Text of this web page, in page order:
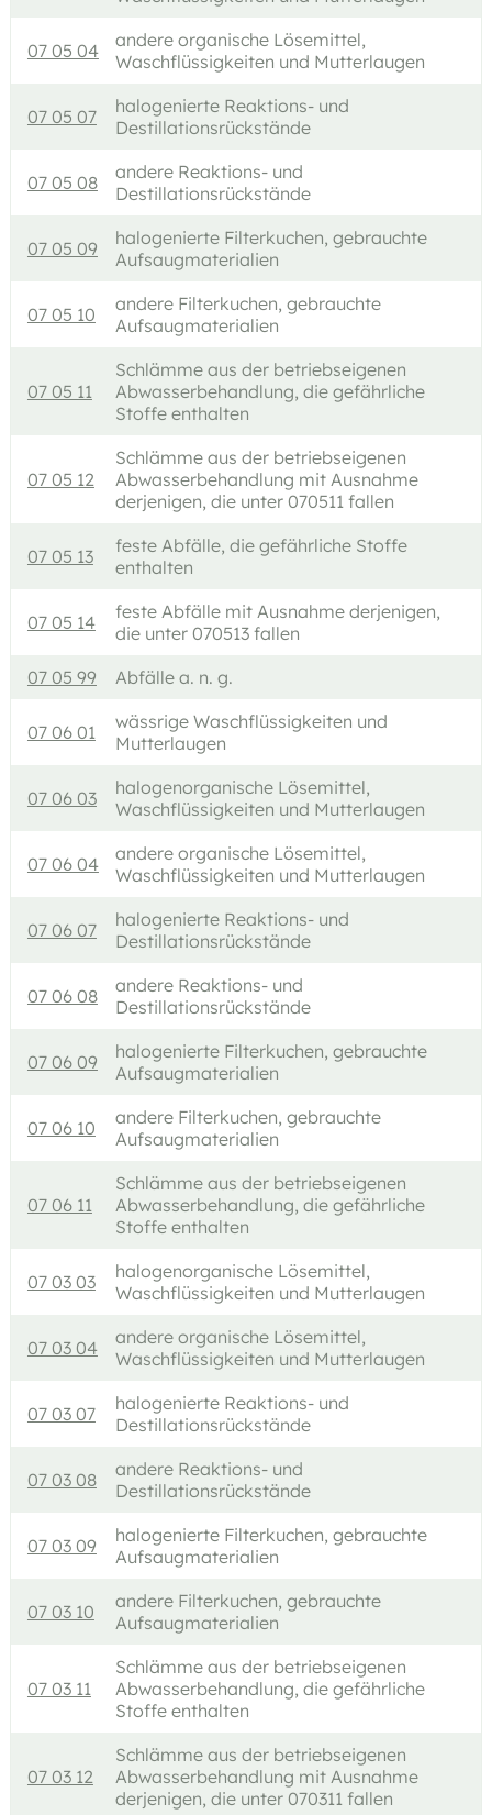
07 05 04
andere organische Lösemittel,
Waschflüssigkeiten und Mutterlaugen
07 05 07
halogenierte Reaktions- und
Destillationsrückstände
07 05 08
andere Reaktions- und
Destillationsrückstände
07 05 09
halogenierte Filterkuchen, gebrauchte
Aufsaugmaterialien
07 05 10
andere Filterkuchen, gebrauchte
Aufsaugmaterialien
07 05 11
Schlämme aus der betriebseigenen
Abwasserbehandlung, die gefährliche
Stoffe enthalten
07 05 12
Schlämme aus der betriebseigenen
Abwasserbehandlung mit Ausnahme
derjenigen, die unter 070511 fallen
07 05 13
feste Abfälle, die gefährliche Stoffe
enthalten
07 05 14
feste Abfälle mit Ausnahme derjenigen,
die unter 070513 fallen
07 05 99
Abfälle a. n. g.
07 06 01
wässrige Waschflüssigkeiten und
Mutterlaugen
07 06 03
halogenorganische Lösemittel,
Waschflüssigkeiten und Mutterlaugen
07 06 04
andere organische Lösemittel,
Waschflüssigkeiten und Mutterlaugen
07 06 07
halogenierte Reaktions- und
Destillationsrückstände
07 06 08
andere Reaktions- und
Destillationsrückstände
07 06 09
halogenierte Filterkuchen, gebrauchte
Aufsaugmaterialien
07 06 10
andere Filterkuchen, gebrauchte
Aufsaugmaterialien
07 06 11
Schlämme aus der betriebseigenen
Abwasserbehandlung, die gefährliche
Stoffe enthalten
07 03 03
halogenorganische Lösemittel,
Waschflüssigkeiten und Mutterlaugen
07 03 04
andere organische Lösemittel,
Waschflüssigkeiten und Mutterlaugen
07 03 07
halogenierte Reaktions- und
Destillationsrückstände
07 03 08
andere Reaktions- und
Destillationsrückstände
07 03 09
halogenierte Filterkuchen, gebrauchte
Aufsaugmaterialien
07 03 10
andere Filterkuchen, gebrauchte
Aufsaugmaterialien
07 03 11
Schlämme aus der betriebseigenen
Abwasserbehandlung, die gefährliche
Stoffe enthalten
07 03 12
Schlämme aus der betriebseigenen
Abwasserbehandlung mit Ausnahme
derjenigen, die unter 070311 fallen